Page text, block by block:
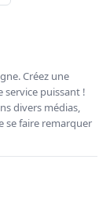
Créez une
puissant !
divers médias,
se faire remarquer